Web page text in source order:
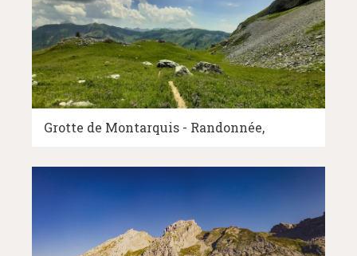
Grotte de Montarquis - Randonnée